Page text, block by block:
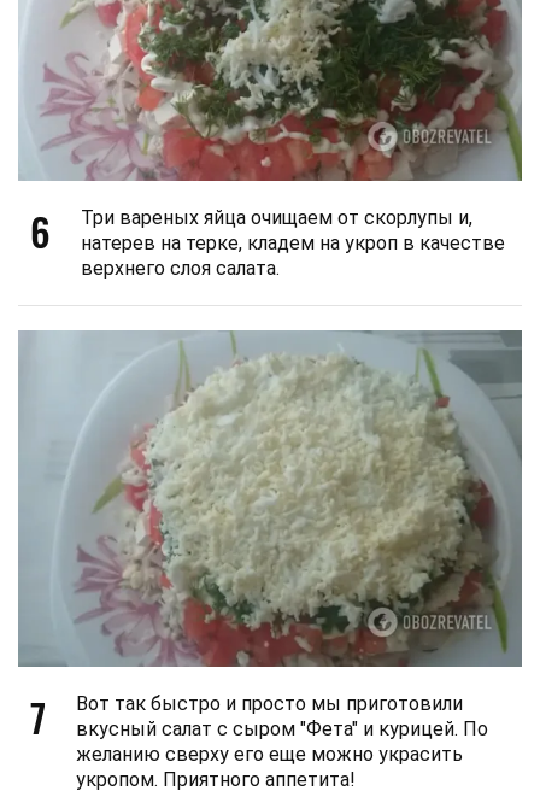
6
Три вареных яйца очищаем от скорлупы и,
натерев на терке, кладем на укроп в качестве
верхнего слоя салата.
7
Вот так быстро и просто мы приготовили
вкусный салат с сыром "Фета" и курицей. По
желанию сверху его еще можно украсить
укропом. Приятного аппетита!